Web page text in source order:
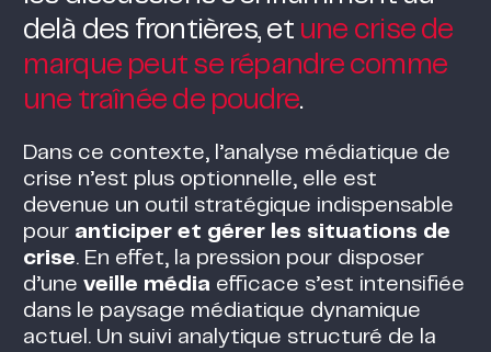
delà des frontières, et une crise de
marque peut se répandre comme
une traînée de poudre​.
Dans ce contexte, l’analyse médiatique de
crise n’est plus optionnelle, elle est
devenue un outil stratégique indispensable
pour anticiper et gérer les situations de
crise. En effet, la pression pour disposer
d’une veille média efficace s’est intensifiée
dans le paysage médiatique dynamique
actuel​. Un suivi analytique structuré de la